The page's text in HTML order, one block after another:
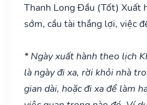
Thanh Long Đầu (Tốt) Xuất
sớm, cầu tài thắng lợi, việc
* Ngày xuất hành theo lịch
là ngày đi xa, rời khỏi nhà
gian dài, hoặc đi xa để làm